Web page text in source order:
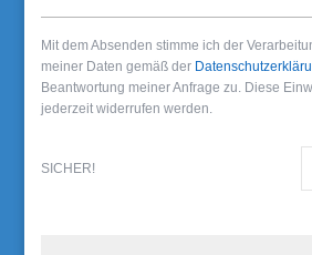
Mit dem Absenden stimme ich der
meiner Daten gemäß der
Beantwortung meiner Anfrage zu. Diese
jederzeit widerrufen werden.
SICHER!